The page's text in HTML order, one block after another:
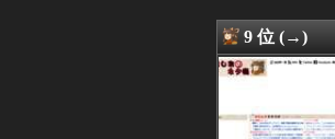
08/07 00:12
08/07 00:12
08/07 00:12
08/07 00:11
9 位 (→)